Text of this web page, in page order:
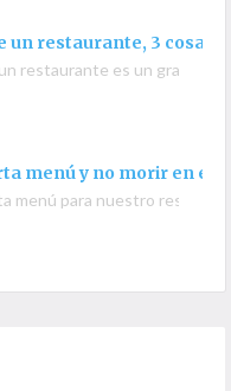
un restaurante, 3 cosas
restaurante es un gran
menú y no morir en el
menú para nuestro